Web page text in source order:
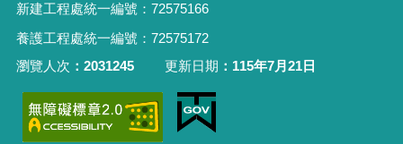
新建工程處統一編號 ： 72575166
養護工程處統一編號 ： 72575172
瀏覽人次
2031245 更新日期 115年7月21日